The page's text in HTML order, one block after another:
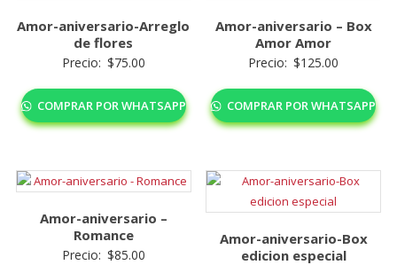
Amor-aniversario-Arreglo
de flores
Precio: $75.00
COMPRAR POR WHATSAPP
Amor-aniversario – Box
Amor Amor
Precio: $125.00
COMPRAR POR WHATSAPP
Amor-aniversario –
Romance
Precio: $85.00
Amor-aniversario-Box
edicion especial